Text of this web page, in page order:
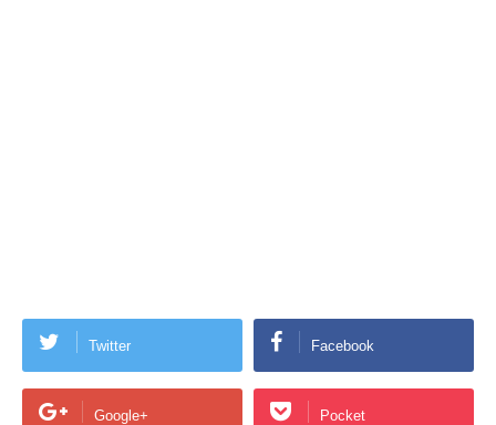
Twitter Facebook
Google+ Pocket